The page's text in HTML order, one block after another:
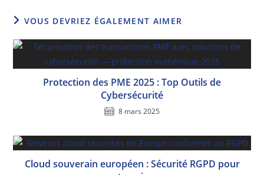
VOUS DEVRIEZ ÉGALEMENT AIMER
Protection des PME 2025 : Top Outils de
Cybersécurité
8 mars 2025
Cloud souverain européen : Sécurité RGPD pour